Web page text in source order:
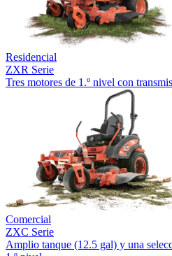
Residencial
ZXR Serie
Tres motores de 1.º nivel con
Comercial
ZXC Serie
Amplio tanque (12.5 gal) y una